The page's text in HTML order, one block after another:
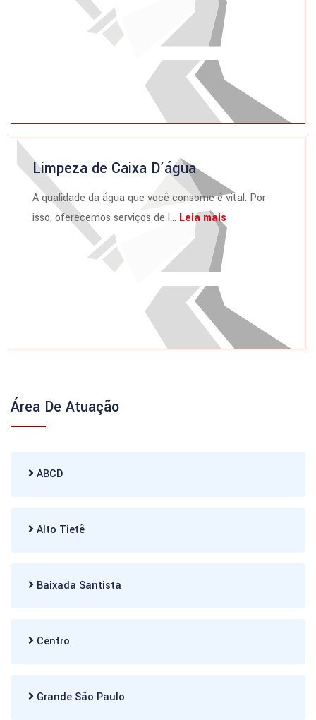
Limpeza de Caixa D’água
A qualidade da água que você consome é vital. Por
isso, oferecemos serviços de l... Leia mais
Área De Atuação
ABCD
Alto Tietê
Baixada Santista
Centro
Grande São Paulo